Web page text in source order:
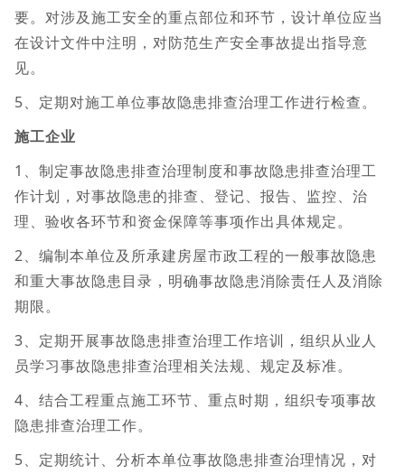
要。对涉及施工安全的重点部位和环节，设计单位应当
在设计文件中注明，对防范生产安全事故提出指导意
见。
5、定期对施工单位事故隐患排查治理工作进行检查。
施工企业
1、制定事故隐患排查治理制度和事故隐患排查治理工
作计划，对事故隐患的排查、登记、报告、监控、治
理、验收各环节和资金保障等事项作出具体规定。
2、编制本单位及所承建房屋市政工程的一般事故隐患
和重大事故隐患目录，明确事故隐患消除责任人及消除
期限。
3、定期开展事故隐患排查治理工作培训，组织从业人
员学习事故隐患排查治理相关法规、规定及标准。
4、结合工程重点施工环节、重点时期，组织专项事故
隐患排查治理工作。
5、定期统计、分析本单位事故隐患排查治理情况，对